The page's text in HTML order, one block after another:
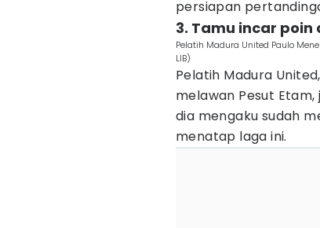
persiapan
3. Tamu incar
Pelatih Madura United Paulo
LIB)
Pelatih Madura
melawan Pesut Etam,
dia mengaku sudah
menatap laga ini.